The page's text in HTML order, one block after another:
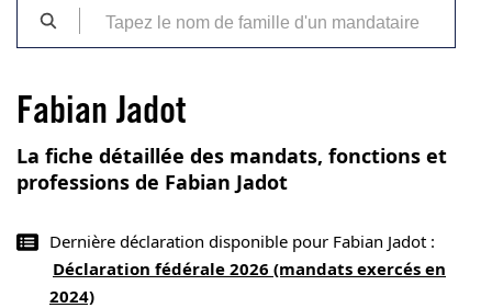
Fabian Jadot
La fiche détaillée des mandats, fonctions et
professions de Fabian Jadot
Dernière déclaration disponible pour Fabian Jadot :
Déclaration fédérale 2026 (mandats exercés en
2024)